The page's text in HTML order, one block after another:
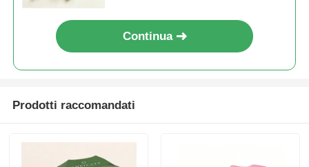
Continua
Prodotti raccomandati